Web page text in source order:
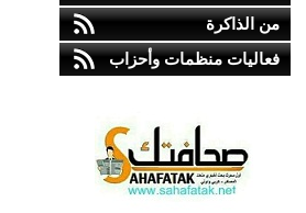
من الذاكرة
فعاليات منظمات وأحزاب